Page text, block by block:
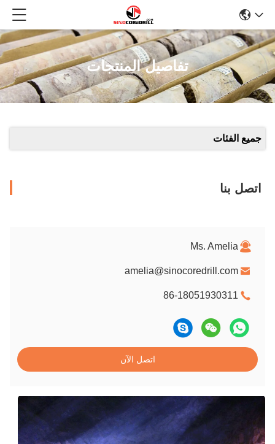
تفاصيل المنتجات
جميع الفئات
اتصل بنا
Ms. Amelia
amelia@sinocoredrill.com
86-18051930311
اتصل الآن